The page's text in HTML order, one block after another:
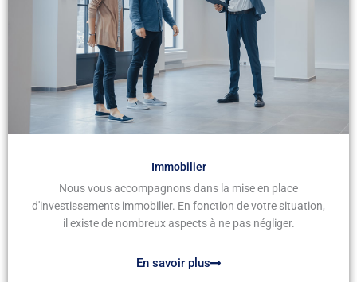
Immobilier
Nous vous accompagnons dans la mise en place
d'investissements immobilier. En fonction de votre situation,
il existe de nombreux aspects à ne pas négliger.
En savoir plus